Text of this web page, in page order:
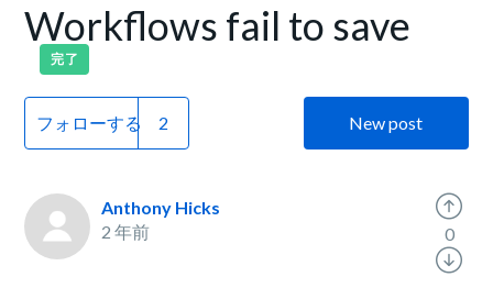
Workflows fail to save
完了
フォローする New post
Anthony Hicks
2 年前
0